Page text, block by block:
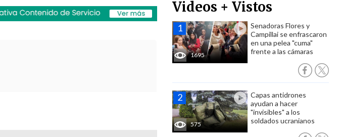
Videos + Vistos
1695
Senadoras Flores y
Campillai se enfrascaron
en una pelea "cuma"
frente a las cámaras
575
Capas antidrones
ayudan a hacer
"invisibles" a los
soldados ucranianos